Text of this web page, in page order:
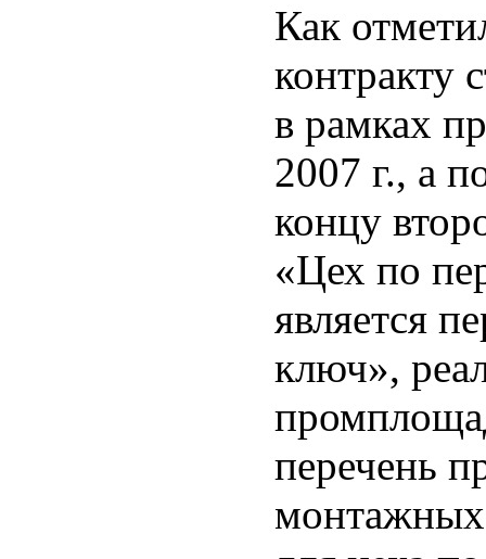
Как
контракту
в рамках
2007 г., а
концу
«Цех по
является
ключ»,
перечень
монтажных